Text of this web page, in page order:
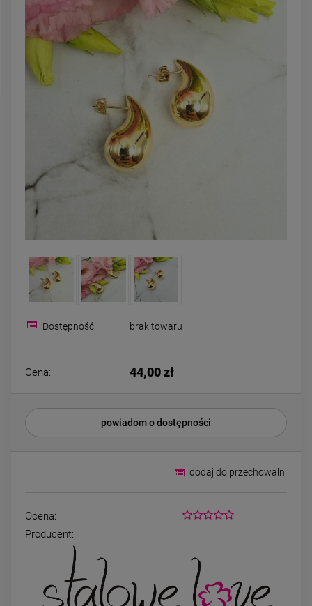
powiadom o
DO KOSZYKA
Bransoletka srebrna STAL
CHIRURGICZNA
Dostępność: brak towaru
Cena: 44,00 zł
powiadom o dostępności
dodaj do przechowalni
Ocena:
Producent: